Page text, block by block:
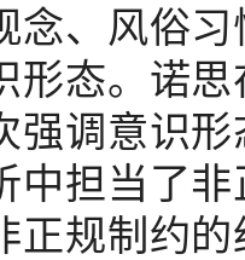
念、风俗
形态。诺
强调意识
中担当了
正规制约